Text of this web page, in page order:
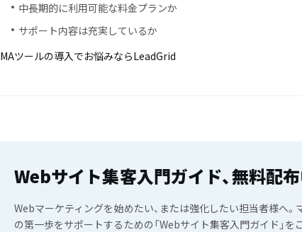
中長期的に利用可能な料金プランか
サポート内容は充実しているか
MAツールの導入でお悩みならLeadGrid
Webサイト集客入門ガイド、無料配布
Webマーケティングを始めたい、または強化したい担当者様へ。
の第一歩をサポートするための「Webサイト集客入門ガイド」を